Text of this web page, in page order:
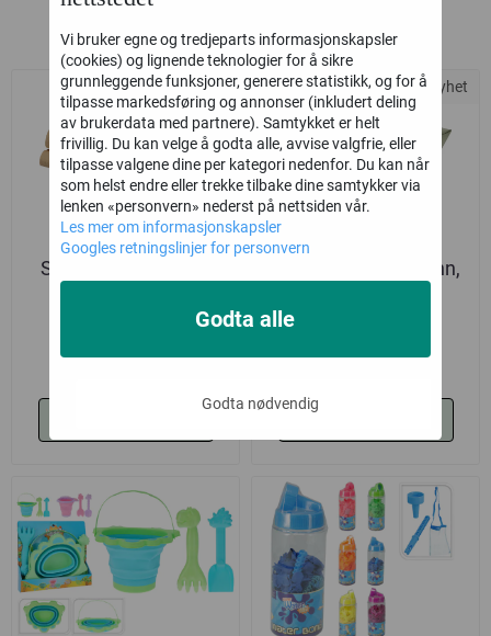
Nye Produkter
Nyhet
Serviett, Naturbrun,
Nyhet
Serviett, Pistasjgrønn,
Vi bruker egne og tredjeparts informasjonskapsler
(cookies) og lignende teknologier for å sikre
grunnleggende funksjoner, generere statistikk, og for å
tilpasse markedsføring og annonser (inkludert deling
av brukerdata med partnere). Samtykket er helt
frivillig. Du kan velge å godta alle, avvise valgfrie, eller
tilpasse valgene dine per kategori nedenfor. Du kan når
som helst endre eller trekke tilbake dine samtykker via
lenken «personvern» nederst på nettsiden vår.
Les mer om informasjonskapsler
Googles retningslinjer for personvern
Godta nødvendig
Godta alle